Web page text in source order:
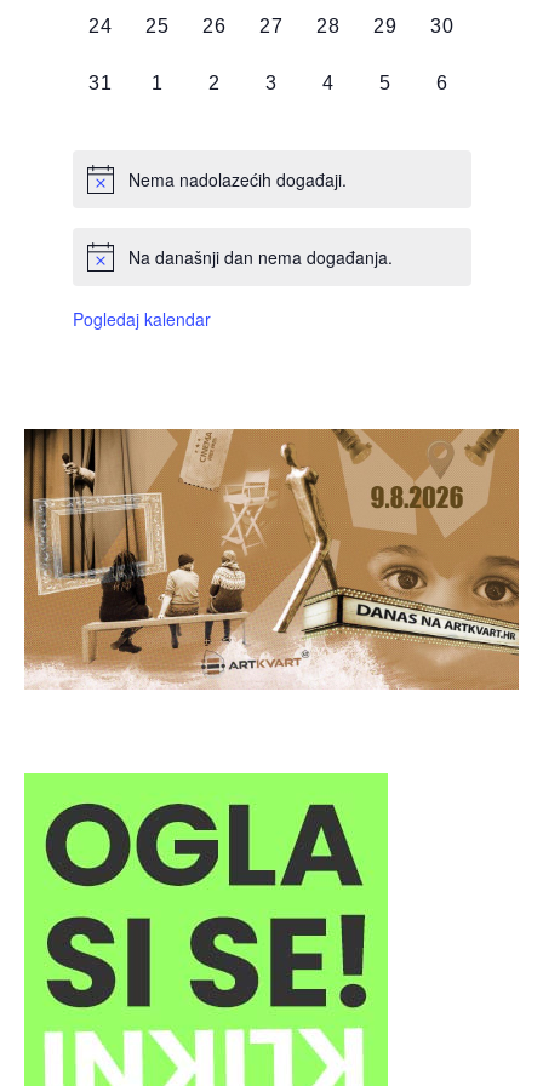
0
24
0
25
0
26
0
27
0
28
0
29
0
30
0
31
0
1
0
2
0
3
0
4
0
5
0
6
Nema nadolazećih događaji.
Na današnji dan nema događanja.
Pogledaj kalendar